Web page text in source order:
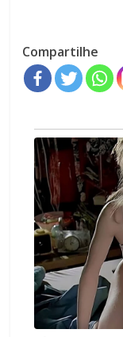
Compartilhe